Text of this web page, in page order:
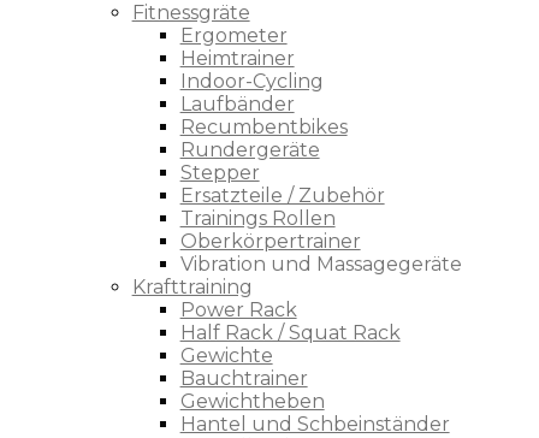
Fitnessgräte
Ergometer
Heimtrainer
Indoor-Cycling
Laufbänder
Recumbentbikes
Rundergeräte
Stepper
Ersatzteile / Zubehör
Trainings Rollen
Oberkörpertrainer
Vibration und Massagegeräte
Krafttraining
Power Rack
Half Rack / Squat Rack
Gewichte
Bauchtrainer
Gewichtheben
Hantel und Schbeinständer